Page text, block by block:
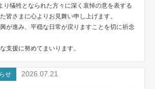
皆さまに心よりお見舞い申し上げます。
が進み、平穏な日常が戻りますことを切に祈念
支援に努めてまいります。
せ 2026.07.21